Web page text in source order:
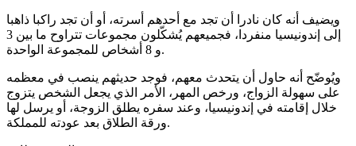
ويضيف أنه كان نادرا أن تجد مع أحدهم أسرته، أو أن تجد راكبا ذاهبا
إلى إندونيسيا منفردا، فجميعهم يُشكّلون مجموعات تتراوح ما بين 3
و 8 أشخاص للمجموعة الواحدة.
ويُوضّح أنه حاول أن يتحدث معهم، فوجد حديثهم ينصب في معظمه
على سهولة الزواج، ورخص المهر، الأمر الذي يجعل الشخص يتزوج
خلال إقامته في إندونيسيا، وعند سفره يطلق الزوجة، أو يرسل لها
ورقة الطلاق بعد عودته للمملكة.